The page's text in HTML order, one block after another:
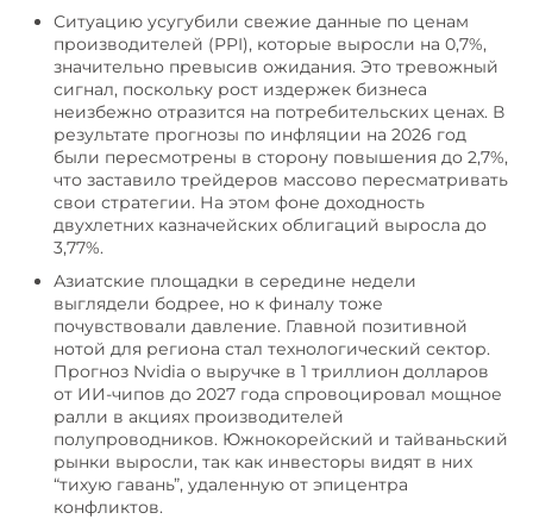
Ситуацию усугубили свежие данные по ценам
производителей (PPI), которые выросли на 0,7%,
значительно превысив ожидания. Это тревожный
сигнал, поскольку рост издержек бизнеса
неизбежно отразится на потребительских ценах. В
результате прогнозы по инфляции на 2026 год
были пересмотрены в сторону повышения до 2,7%,
что заставило трейдеров массово пересматривать
свои стратегии. На этом фоне доходность
двухлетних казначейских облигаций выросла до
3,77%.
Азиатские площадки в середине недели
выглядели бодрее, но к финалу тоже
почувствовали давление. Главной позитивной
нотой для региона стал технологический сектор.
Прогноз Nvidia о выручке в 1 триллион долларов
от ИИ-чипов до 2027 года спровоцировал мощное
ралли в акциях производителей
полупроводников. Южнокорейский и тайваньский
рынки выросли, так как инвесторы видят в них
“тихую гавань”, удаленную от эпицентра
конфликтов.